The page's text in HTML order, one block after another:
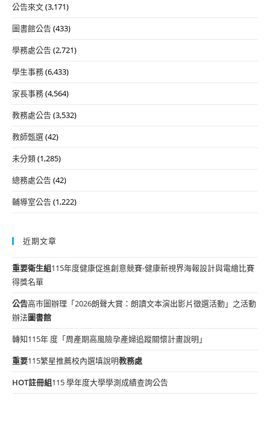
公告來文(3,171)
圖書館公告(433)
學務處公告(2,721)
學生事務(6,433)
家長事務(4,564)
教務處公告(3,532)
教師甄選(42)
未分類(1,285)
總務處公告(42)
輔導室公告(1,222)
近期文章
重要衛生組115年度健康促進創意競賽-健康新視界海報設計與電繪比賽
得獎名單
公告高市圖辦理「2026朗聲大賞：朗讀文本演出影片徵選活動」之活動
辦法圖書館
轉知115年 度「周產期高風險孕產婦追蹤關懷計畫說明」
重要115繁星推薦校內選填說明教務處
HOT註冊組115 學年度大學學測成績查詢公告